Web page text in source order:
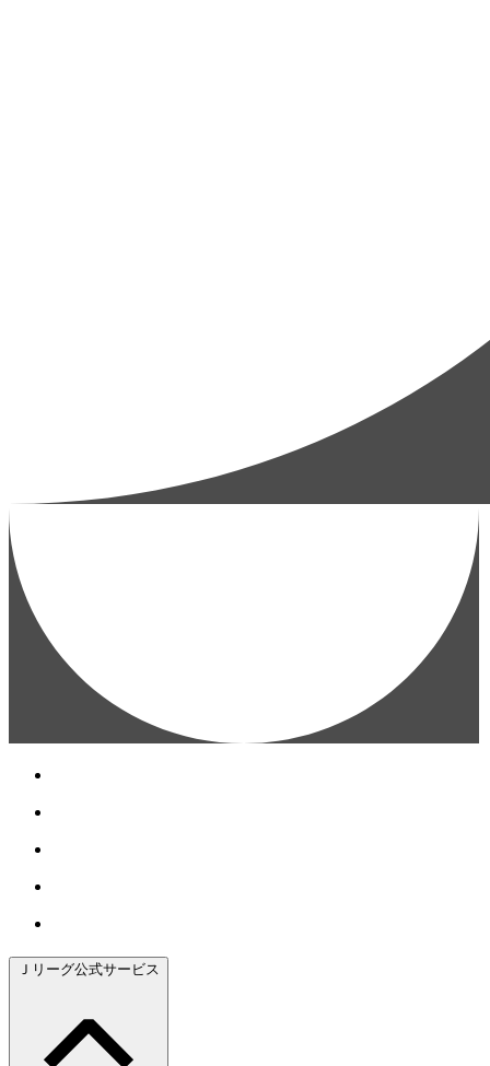
Ｊリーグ公式サービス